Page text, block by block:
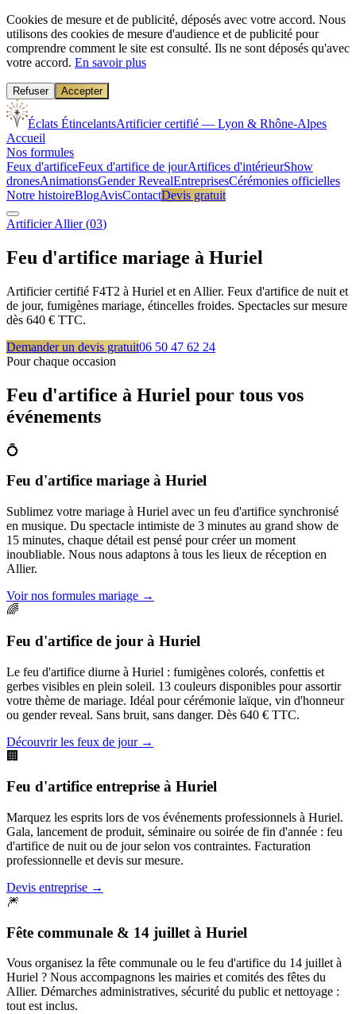
Cookies de mesure et de publicité, déposés avec votre accord. Nous
utilisons des cookies de mesure d'audience et de publicité pour
comprendre comment le site est consulté. Ils ne sont déposés qu'avec
votre accord. En savoir plus
Refuser Accepter
Éclats ÉtincelantsArtificier certifié — Lyon & Rhône-Alpes
Accueil
Nos formules
Feux d'artificeFeux d'artifice de jourArtifices d'intérieurShow
dronesAnimationsGender RevealEntreprisesCérémonies officielles
Notre histoireBlogAvisContactDevis gratuit
ArtificierAllier(03)
Feu d'artifice mariage à Huriel
Artificier certifié F4T2 à Huriel et en Allier. Feux d'artifice de nuit et
de jour, fumigènes mariage, étincelles froides. Spectacles sur mesure
dès 640 € TTC.
Demander un devis gratuit06 50 47 62 24
Pour chaque occasion
Feu d'artifice à Huriel pour tous vos
événements
💍
Feu d'artifice mariage à Huriel
Sublimez votre mariage à Huriel avec un feu d'artifice synchronisé
en musique. Du spectacle intimiste de 3 minutes au grand show de
15 minutes, chaque détail est pensé pour créer un moment
inoubliable. Nous nous adaptons à tous les lieux de réception en
Allier.
Voir nos formules mariage →
🌈
Feu d'artifice de jour à Huriel
Le feu d'artifice diurne à Huriel : fumigènes colorés, confettis et
gerbes visibles en plein soleil. 13 couleurs disponibles pour assortir
votre thème de mariage. Idéal pour cérémonie laïque, vin d'honneur
ou gender reveal. Sans bruit, sans danger. Dès 640 € TTC.
Découvrir les feux de jour→
🏢
Feu d'artifice entreprise à Huriel
Marquez les esprits lors de vos événements professionnels à Huriel.
Gala, lancement de produit, séminaire ou soirée de fin d'année : feu
d'artifice de nuit ou de jour selon vos contraintes. Facturation
professionnelle et devis sur mesure.
Devis entreprise →
🎆
Fête communale & 14 juillet à Huriel
Vous organisez la fête communale ou le feu d'artifice du 14 juillet à
Huriel ? Nous accompagnons les mairies et comités des fêtes du
Allier. Démarches administratives, sécurité du public et nettoyage :
tout est inclus.